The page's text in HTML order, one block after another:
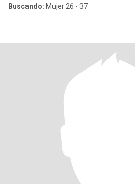
Buscando: Mujer 26 - 37